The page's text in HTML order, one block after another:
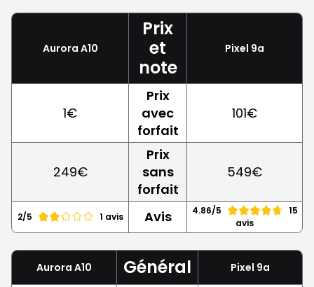
Aurora A10
Prix
et
note
Pixel 9a
1€
Prix
avec
forfait
101€
249€
Prix
sans
forfait
549€
2/5 1 avis Avis 4.86/5
15
avis
Aurora A10 Général Pixel 9a